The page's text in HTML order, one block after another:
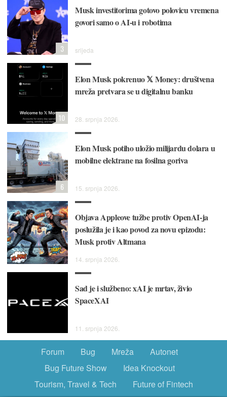
Musk investitorima gotovo polovicu vremena
govori samo o AI-u i robotima
srijeda
3
Elon Musk pokrenuo 𝕏 Money: društvena
mreža pretvara se u digitalnu banku
28. srpnja 2026.
10
Elon Musk potiho uložio milijardu dolara u
mobilne elektrane na fosilna goriva
15. srpnja 2026.
6
Objava Appleove tužbe protiv OpenAI-ja
poslužila je i kao povod za novu epizodu:
Musk protiv Altmana
14. srpnja 2026.
Sad je i službeno: xAI je mrtav, živio
SpaceXAI
11. srpnja 2026.
Forum Bug Mreža
Autonet
Bug Future Show
Idea Knockout
Tourism, Travel & Tech
Future of Fintech